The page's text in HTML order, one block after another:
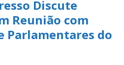
Discute
Reunião com
Parlamentares do